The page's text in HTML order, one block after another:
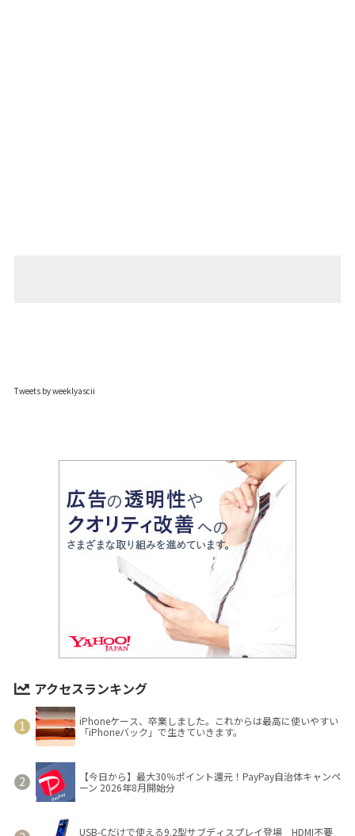
Tweets by weeklyascii
アクセスランキング
iPhoneケース、卒業しました。これからは最高に使いやすい
「iPhoneバック」で生きていきます。
【今日から】最大30％ポイント還元！PayPay自治体キャンペ
ーン 2026年8月開始分
USB-Cだけで使える9.2型サブディスプレイ登場 HDMI不要